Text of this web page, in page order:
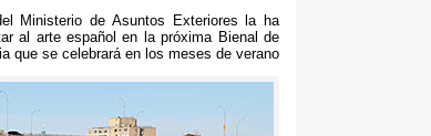
Ministerio de Asuntos Exteriores la ha
al arte español en la próxima Bienal de
que se celebrará en los meses de verano